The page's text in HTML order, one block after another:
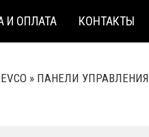
И ОПЛАТА КОНТАКТЫ
» ПАНЕЛИ УПРАВЛЕНИЯ